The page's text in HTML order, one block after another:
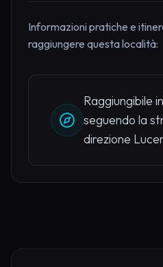
Informazioni pratiche e
raggiungere questa località:
Raggiungibile
seguendo la
direzione